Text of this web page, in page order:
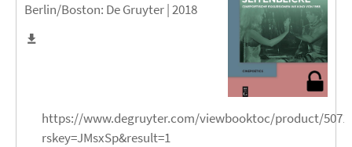
Berlin/Boston: De Gruyter |2018
https://www.degruyter.com/viewbooktoc/product/
rskey=JMsxSp&result=1